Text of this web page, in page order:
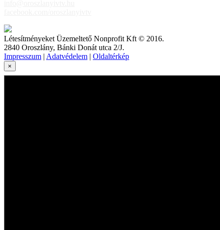
Létesítményeket Üzemeltető Nonprofit Kft © 2016.
2840 Oroszlány, Bánki Donát utca 2/J.
Impresszum | Adatvédelem | Oldaltérkép
×